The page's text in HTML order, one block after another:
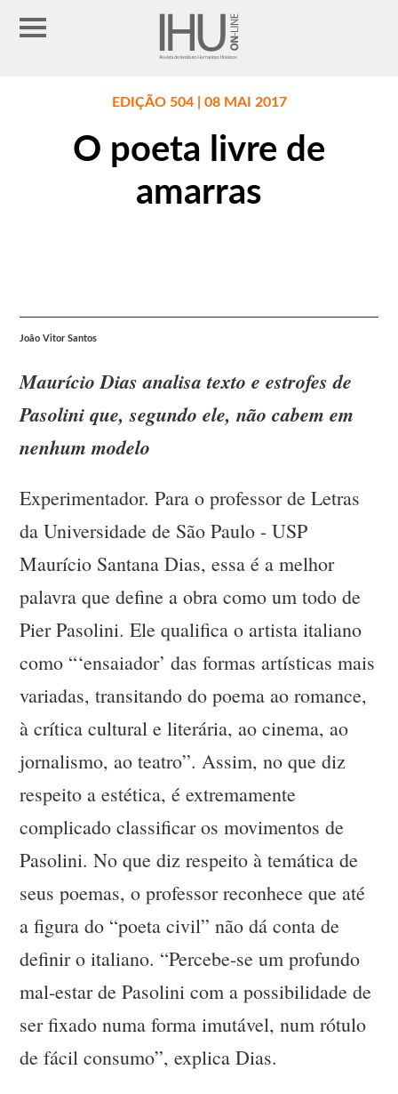
EDIÇÃO 504 | 08 MAI 2017
O poeta livre de
amarras
João Vitor Santos
Maurício Dias analisa texto e estrofes de
Pasolini que, segundo ele, não cabem em
nenhum modelo
Experimentador. Para o professor de Letras
da Universidade de São Paulo - USP
Maurício Santana Dias, essa é a melhor
palavra que define a obra como um todo de
Pier Pasolini. Ele qualifica o artista italiano
como “‘ensaiador’ das formas artísticas mais
variadas, transitando do poema ao romance,
à crítica cultural e literária, ao cinema, ao
jornalismo, ao teatro”. Assim, no que diz
respeito a estética, é extremamente
complicado classificar os movimentos de
Pasolini. No que diz respeito à temática de
seus poemas, o professor reconhece que até
a figura do “poeta civil” não dá conta de
definir o italiano. “Percebe-se um profundo
mal-estar de Pasolini com a possibilidade de
ser fixado numa forma imutável, num rótulo
de fácil consumo”, explica Dias.